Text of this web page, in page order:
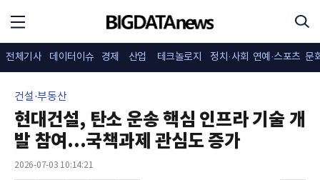
전체기사 데이터이슈 경제 산업 테크놀로지 정치·사회 연예·스포츠 문
건설·부동산
현대건설, 탄소 운송 핵심 인프라 기술 개
발 참여...국책과제 관심도 증가
2026-07-03 10:14:21